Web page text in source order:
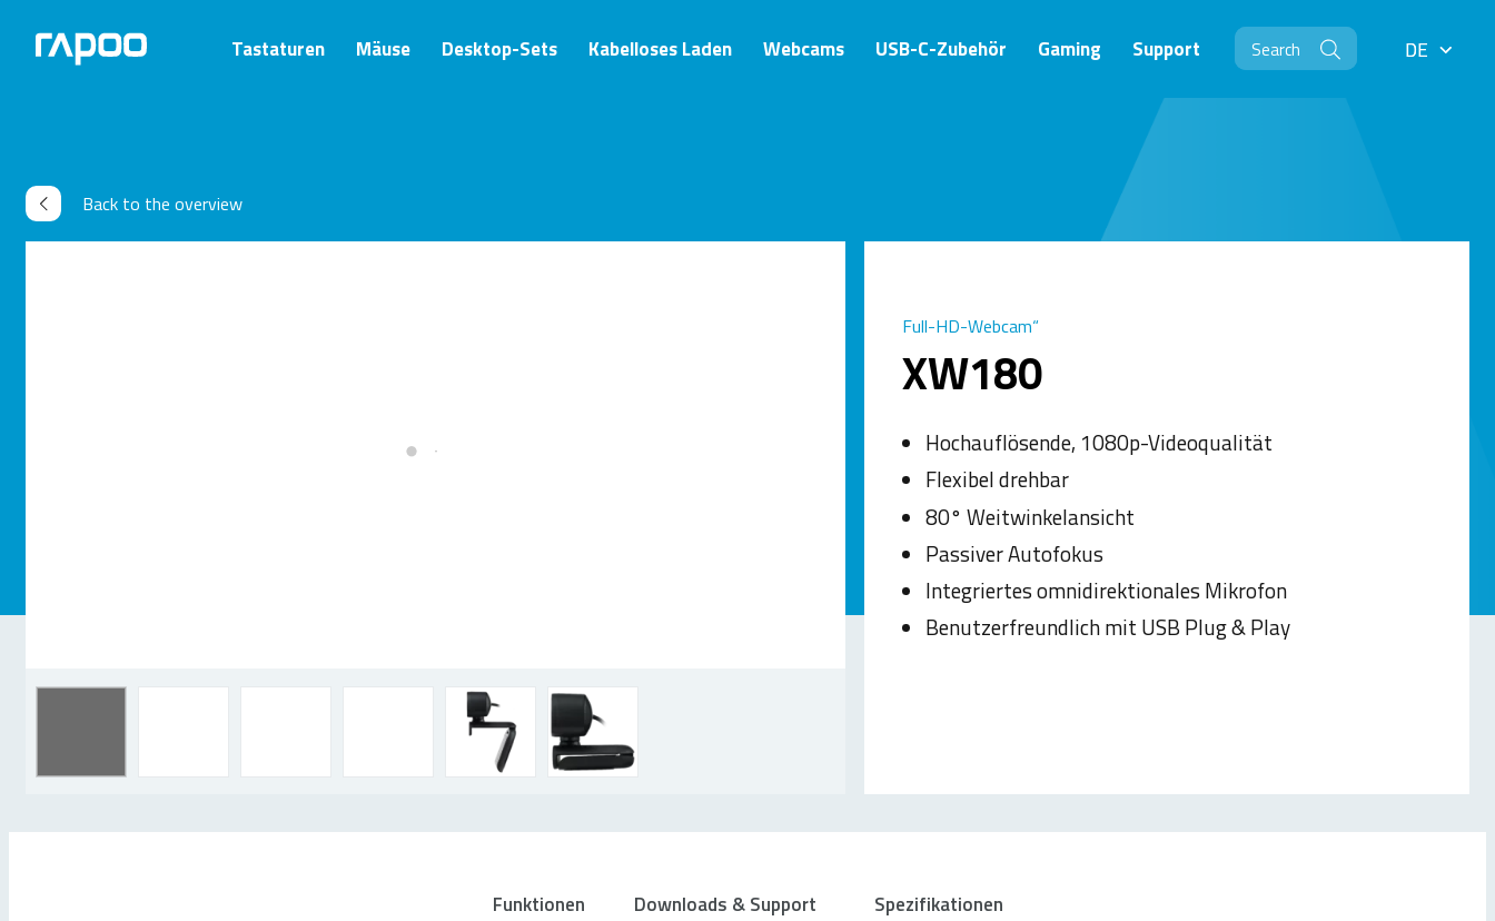
Tastaturen Mäuse Desktop-Sets Kabelloses Laden Webcams USB-C-Zubehör Gaming Support DE
DE
Back to the overview
XW180
Full-HD-Webcam“
Hochauflösende, 1080p-Videoqualität
Flexibel drehbar
80° Weitwinkelansicht
Passiver Autofokus
Integriertes omnidirektionales Mikrofon
Benutzerfreundlich mit USB Plug & Play
Funktionen Downloads & Support Spezifikationen